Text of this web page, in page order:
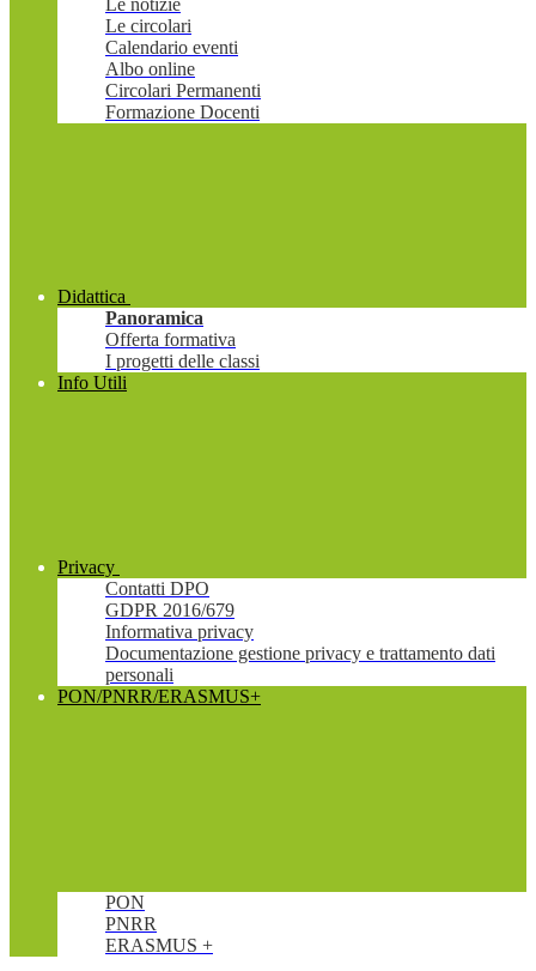
Le notizie
Le circolari
Calendario eventi
Albo online
Circolari Permanenti
Formazione Docenti
Didattica
Panoramica
Offerta formativa
I progetti delle classi
Info Utili
Privacy
Contatti DPO
GDPR 2016/679
Informativa privacy
Documentazione gestione privacy e trattamento dati
personali
PON/PNRR/ERASMUS+
PON
PNRR
ERASMUS +